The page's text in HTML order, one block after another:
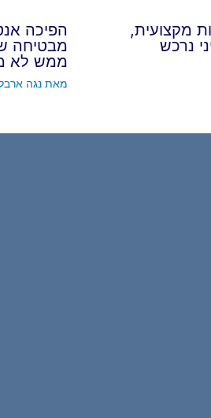
מקצועית,
נרכש
הפיכה
מבטיחה
ממש לא
מאתנגה